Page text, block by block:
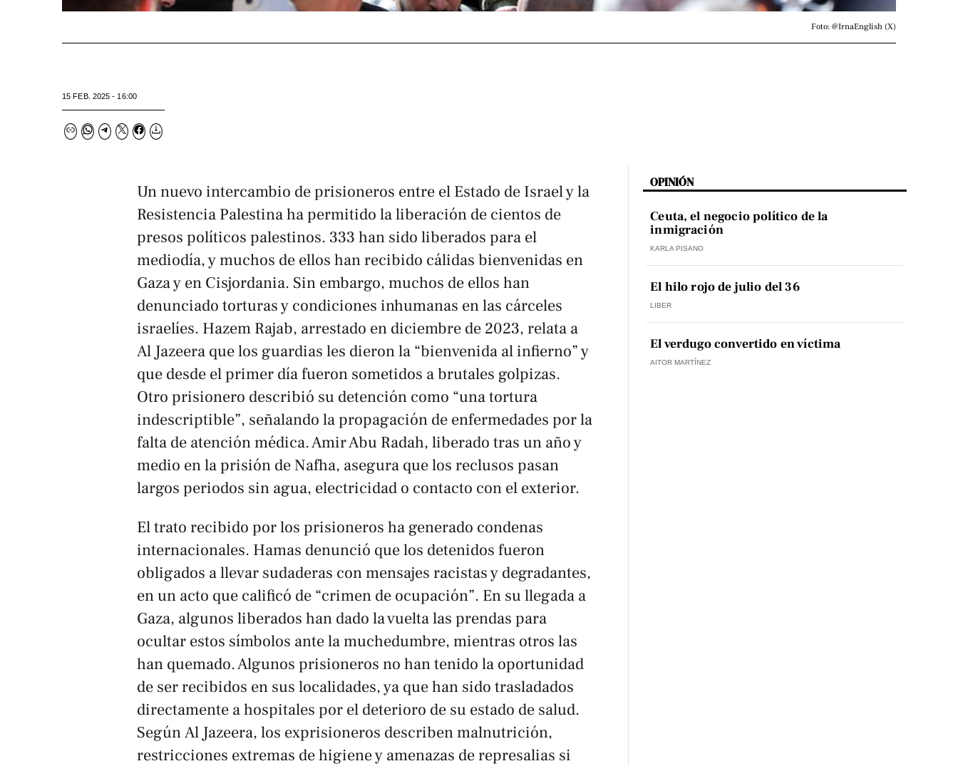
Foto: @IrnaEnglish (X)
15 FEB. 2025 - 16:00
Un nuevo intercambio de prisioneros entre el Estado de Israel y la
Resistencia Palestina ha permitido la liberación de cientos de
presos políticos palestinos. 333 han sido liberados para el
mediodía, y muchos de ellos han recibido cálidas bienvenidas en
Gaza y en Cisjordania. Sin embargo, muchos de ellos han
denunciado torturas y condiciones inhumanas en las cárceles
israelíes. Hazem Rajab, arrestado en diciembre de 2023, relata a
Al Jazeera que los guardias les dieron la “bienvenida al infierno” y
que desde el primer día fueron sometidos a brutales golpizas.
Otro prisionero describió su detención como “una tortura
indescriptible”, señalando la propagación de enfermedades por la
falta de atención médica. Amir Abu Radah, liberado tras un año y
medio en la prisión de Nafha, asegura que los reclusos pasan
largos periodos sin agua, electricidad o contacto con el exterior.
El trato recibido por los prisioneros ha generado condenas
internacionales. Hamas denunció que los detenidos fueron
obligados a llevar sudaderas con mensajes racistas y degradantes,
en un acto que calificó de “crimen de ocupación”. En su llegada a
Gaza, algunos liberados han dado la vuelta las prendas para
ocultar estos símbolos ante la muchedumbre, mientras otros las
han quemado. Algunos prisioneros no han tenido la oportunidad
de ser recibidos en sus localidades, ya que han sido trasladados
directamente a hospitales por el deterioro de su estado de salud.
SegúnAl Jazeera, los exprisioneros describen malnutrición,
restricciones extremas de higiene y amenazas de represalias si
OPINIÓN
Ceuta, el negocio político de la
inmigración
KARLA PISANO
El hilo rojo de julio del 36
LIBER
El verdugo convertido en víctima
AITOR MARTÍNEZ